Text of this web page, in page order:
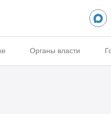
Органы власти